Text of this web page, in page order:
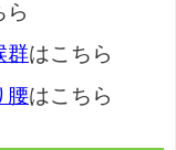
ら
群はこちら
腰はこちら